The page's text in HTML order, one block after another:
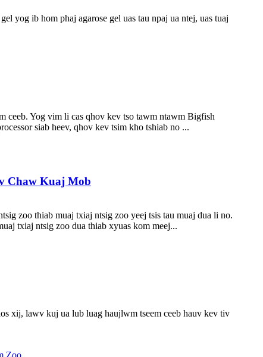
yog ib hom phaj agarose gel uas tau npaj ua ntej, uas tuaj
ceeb. Yog vim li cas qhov kev tso tawm ntawm Bigfish
siab heev, qhov kev tsim kho tshiab no ...
Chaw Kuaj Mob
zoo thiab muaj txiaj ntsig zoo yeej tsis tau muaj dua li no.
txiaj ntsig zoo dua thiab xyuas kom meej...
xij, lawv kuj ua lub luag haujlwm tseem ceeb hauv kev tiv